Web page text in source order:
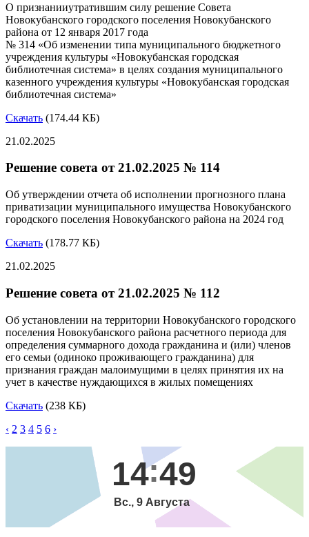
О признанииутратившим силу решение Совета
Новокубанского городского поселения Новокубанского
района от 12 января 2017 года
№ 314 «Об изменении типа муниципального бюджетного
учреждения культуры «Новокубанская городская
библиотечная система» в целях создания муниципального
казенного учреждения культуры «Новокубанская городская
библиотечная система»
Скачать (174.44 КБ)
21.02.2025
Решение совета от 21.02.2025 № 114
Об утверждении отчета об исполнении прогнозного плана
приватизации муниципального имущества Новокубанского
городского поселения Новокубанского района на 2024 год
Скачать (178.77 КБ)
21.02.2025
Решение совета от 21.02.2025 № 112
Об установлении на территории Новокубанского городского
поселения Новокубанского района расчетного периода для
определения суммарного дохода гражданина и (или) членов
его семьи (одиноко проживающего гражданина) для
признания граждан малоимущими в целях принятия их на
учет в качестве нуждающихся в жилых помещениях
Скачать (238 КБ)
‹ 2 3 4 5 6 ›
14 49
Вс., 9 Августа